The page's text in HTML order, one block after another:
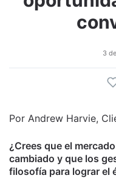
3
Por Andrew Harvie,
¿Crees que el
cambiado y que los
filosofía para lograr el